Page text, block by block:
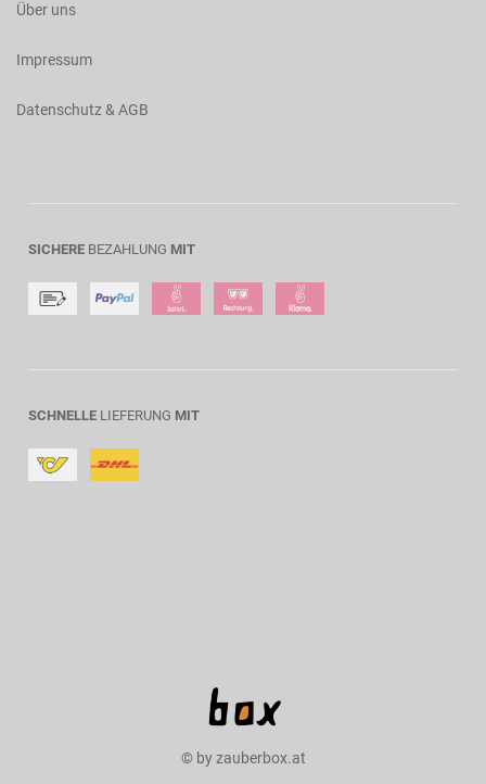
Über uns
Impressum
Datenschutz & AGB
SICHERE BEZAHLUNG MIT
SCHNELLE LIEFERUNG MIT
© by zauberbox.at